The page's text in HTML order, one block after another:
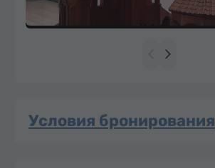
Условия бронирования